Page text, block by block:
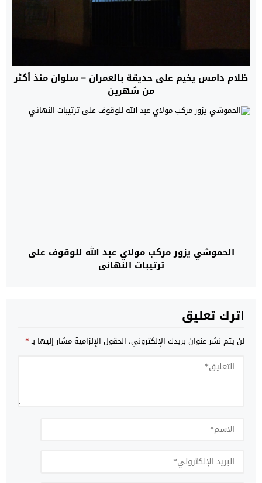
ظلام دامس يخيم على حديقة بالعمران – سلوان منذ أكثر
من شهرين
الحموشي يزور مركب مولاي عبد الله للوقوف على
ترتيبات النهائي
اترك تعليق
لن يتم نشر عنوان بريدك الإلكتروني. الحقول الإلزامية مشار إليها بـ*